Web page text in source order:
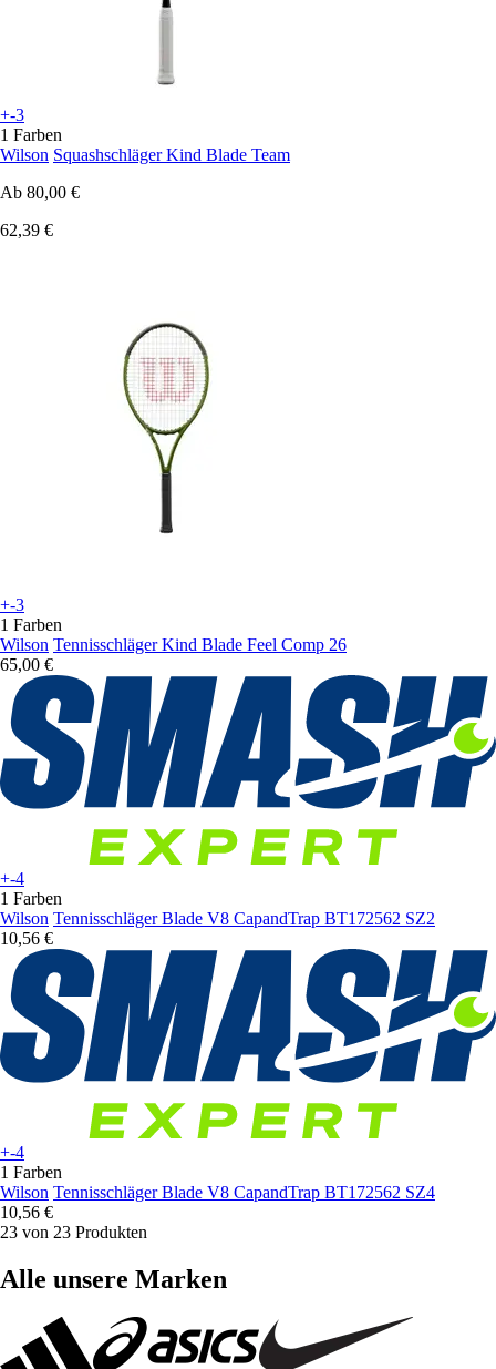
+-3
1 Farben
Wilson Squashschläger Kind Blade Team
Ab 80,00 €
62,39 €
+-3
1 Farben
Wilson Tennisschläger Kind Blade Feel Comp 26
65,00 €
+-4
1 Farben
Wilson Tennisschläger Blade V8 CapandTrap BT172562 SZ2
10,56 €
+-4
1 Farben
Wilson Tennisschläger Blade V8 CapandTrap BT172562 SZ4
10,56 €
23 von 23 Produkten
Alle unsere Marken